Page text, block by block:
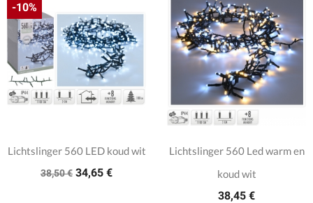
Lichtslinger 560 LED koud wit
38,50 € 34,65 €
-10%
Lichtslinger 560 Led warm en
koud wit
38,45 €